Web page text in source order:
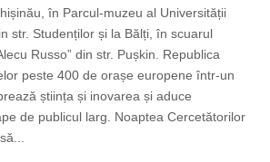
în Parcul-muzeu al Universității
str. Studenților și la Bălți, în scuarul
Russo” din str. Pușkin. Republica
peste 400 de orașe europene într-un
știința și inovarea și aduce
de publicul larg. Noaptea Cercetătorilor